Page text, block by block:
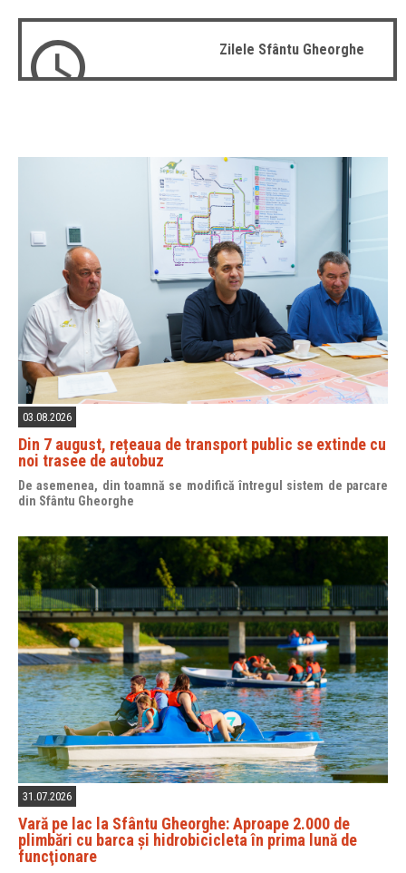
Zilele Sfântu Gheorghe
03.08.2026
Din 7 august, rețeaua de transport public se extinde cu
noi trasee de autobuz
De asemenea, din toamnă se modifică întregul sistem de parcare
din Sfântu Gheorghe
31.07.2026
Vară pe lac la Sfântu Gheorghe: Aproape 2.000 de
plimbări cu barca şi hidrobicicleta în prima lună de
funcţionare